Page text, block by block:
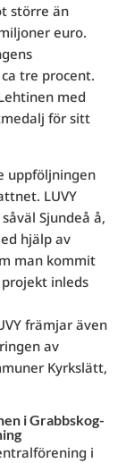
större än
euro.
tre procent.
med
för sitt
uppföljningen
LUVY
Sjundeå å,
hjälp av
man kommit
inleds
främjar även
av
Kyrkslätt,
i Grabbskog-
i